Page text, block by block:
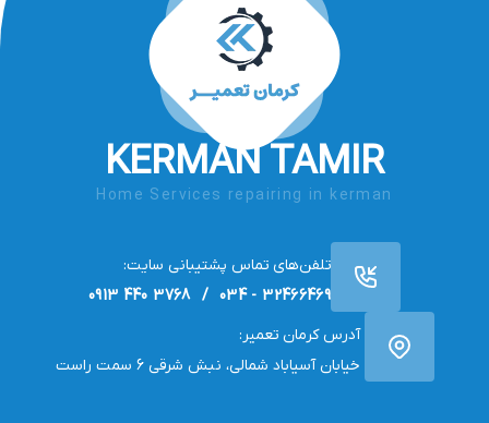
KERMAN TAMIR
Home Services repairing in kerman
تلفن‌های تماس پشتیبانی سایت:
32466469 - 034 / 3768 440 0913
آدرس کرمان تعمیر:
خیابان آسیاباد شمالی، نبش شرقی 6 سمت راست